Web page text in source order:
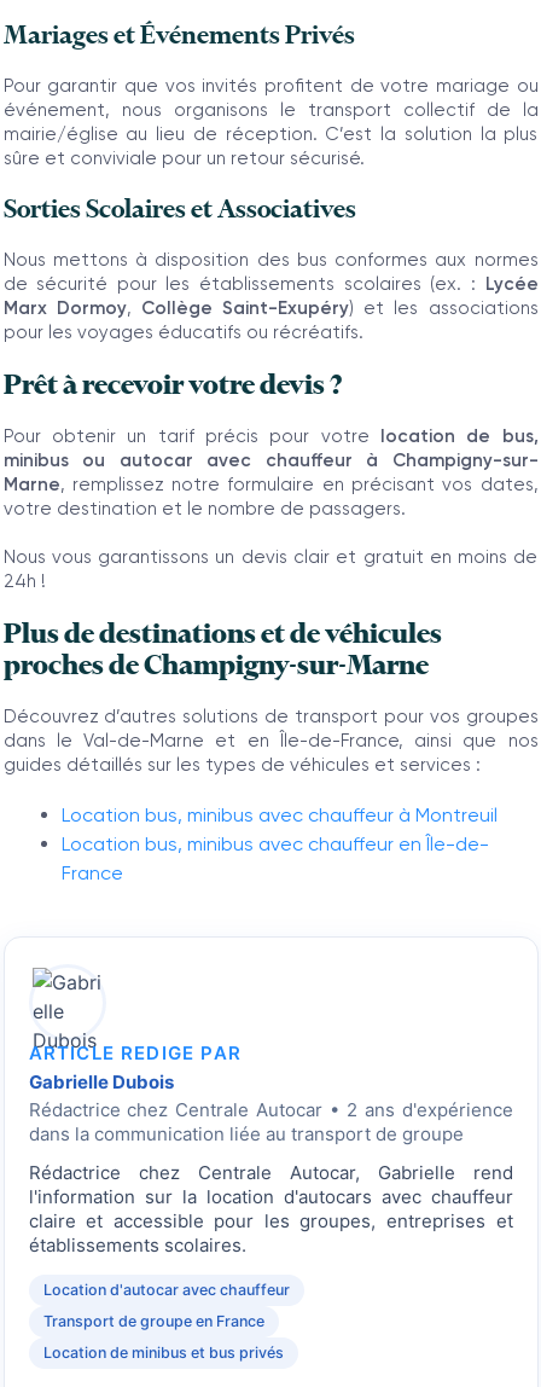
Mariages et Événements Privés
Pour garantir que vos invités profitent de votre mariage ou
événement, nous organisons le transport collectif de la
mairie/église au lieu de réception. C’est la solution la plus
sûre et conviviale pour un retour sécurisé.
Sorties Scolaires et Associatives
Nous mettons à disposition des bus conformes aux normes
de sécurité pour les établissements scolaires (ex. : Lycée
Marx Dormoy, Collège Saint-Exupéry) et les associations
pour les voyages éducatifs ou récréatifs.
Prêt à recevoir votre devis ?
Pour obtenir un tarif précis pour votre location de bus,
minibus ou autocar avec chauffeur à Champigny-sur-
Marne, remplissez notre formulaire en précisant vos dates,
votre destination et le nombre de passagers.
Nous vous garantissons un devis clair et gratuit en moins de
24h !
Plus de destinations et de véhicules
proches de Champigny-sur-Marne
Découvrez d’autres solutions de transport pour vos groupes
dans le Val-de-Marne et en Île-de-France, ainsi que nos
guides détaillés sur les types de véhicules et services :
Location bus, minibus avec chauffeur à Montreuil
Location bus, minibus avec chauffeur en Île-de-
France
ARTICLE REDIGE PAR
Gabrielle Dubois
Rédactrice chez Centrale Autocar • 2 ans d'expérience
dans la communication liée au transport de groupe
Rédactrice chez Centrale Autocar, Gabrielle rend
l'information sur la location d'autocars avec chauffeur
claire et accessible pour les groupes, entreprises et
établissements scolaires.
Location d'autocar avec chauffeur
Transport de groupe en France
Location de minibus et bus privés